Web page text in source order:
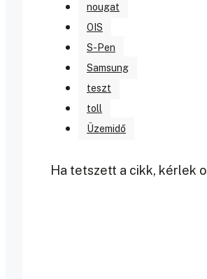
nougat
OIS
S-Pen
Samsung
teszt
toll
Üzemidő
Ha tetszett a cikk, kérlek